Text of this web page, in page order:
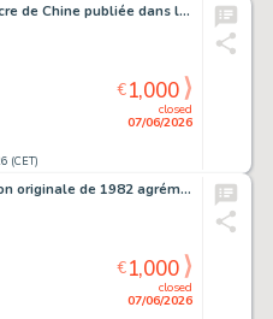
Illustration à l'encre de Chine publiée dans le…
(CET)
closed
07/06/2026
€1,000
Tome 14 en édition originale de 1982 agrémenté…
closed
07/06/2026
€1,000